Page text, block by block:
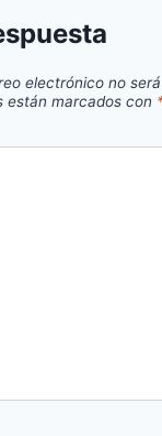
electrónico no
están marcados con